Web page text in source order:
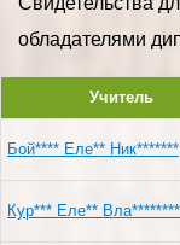
обладателями
Учитель
Бой**** Еле** Ник*******
Кур*** Еле**